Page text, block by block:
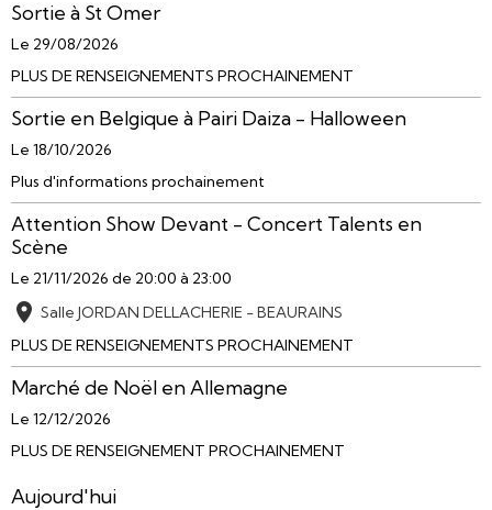
Sortie à St Omer
Le 29/08/2026
PLUS DE RENSEIGNEMENTS PROCHAINEMENT
Sortie en Belgique à Pairi Daiza - Halloween
Le 18/10/2026
Plus d'informations prochainement
Attention Show Devant - Concert Talents en
Scène
Le 21/11/2026 de 20:00 à 23:00
Salle JORDAN DELLACHERIE - BEAURAINS
PLUS DE RENSEIGNEMENTS PROCHAINEMENT
Marché de Noël en Allemagne
Le 12/12/2026
PLUS DE RENSEIGNEMENT PROCHAINEMENT
Aujourd'hui